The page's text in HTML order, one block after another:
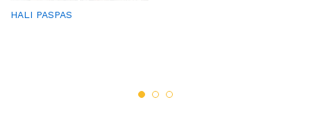
HALI PASPAS